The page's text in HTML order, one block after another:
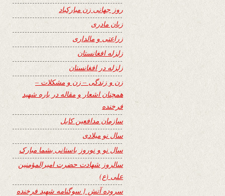
روز جهانی زن مبارکباد
زبان مادری
زراعتی و مالداری
زلزله افغانستان
زلزله در افغانستان
زن و زندگی – زن و مشکلات –
همچنان اشعار و مقاله در باره شهید
فرخنده
سازمان مدافعین کابل
سال نو میلادی
سال نو و نوروز باستانی بشما مبارک
سالروز شهادت حضرت امیرالمؤمنین
علی (ع)
سروده آتش { سوگنامه شهید فرخنده